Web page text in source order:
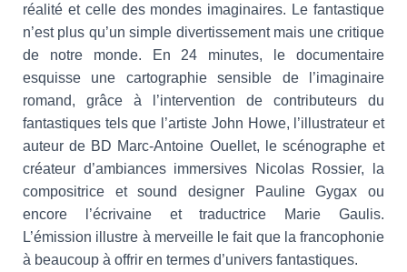
réalité et celle des mondes imaginaires. Le fantastique
n’est plus qu’un simple divertissement mais une critique
de notre monde. En 24 minutes, le documentaire
esquisse une cartographie sensible de l’imaginaire
romand, grâce à l’intervention de contributeurs du
fantastiques tels que l’artiste John Howe, l’illustrateur et
auteur de BD Marc-Antoine Ouellet, le scénographe et
créateur d’ambiances immersives Nicolas Rossier, la
compositrice et sound designer Pauline Gygax ou
encore l’écrivaine et traductrice Marie Gaulis.
L’émission illustre à merveille le fait que la francophonie
à beaucoup à offrir en termes d’univers fantastiques.